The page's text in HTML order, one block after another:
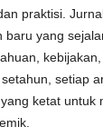
praktisi.
baru yang
setiap
ketat untuk